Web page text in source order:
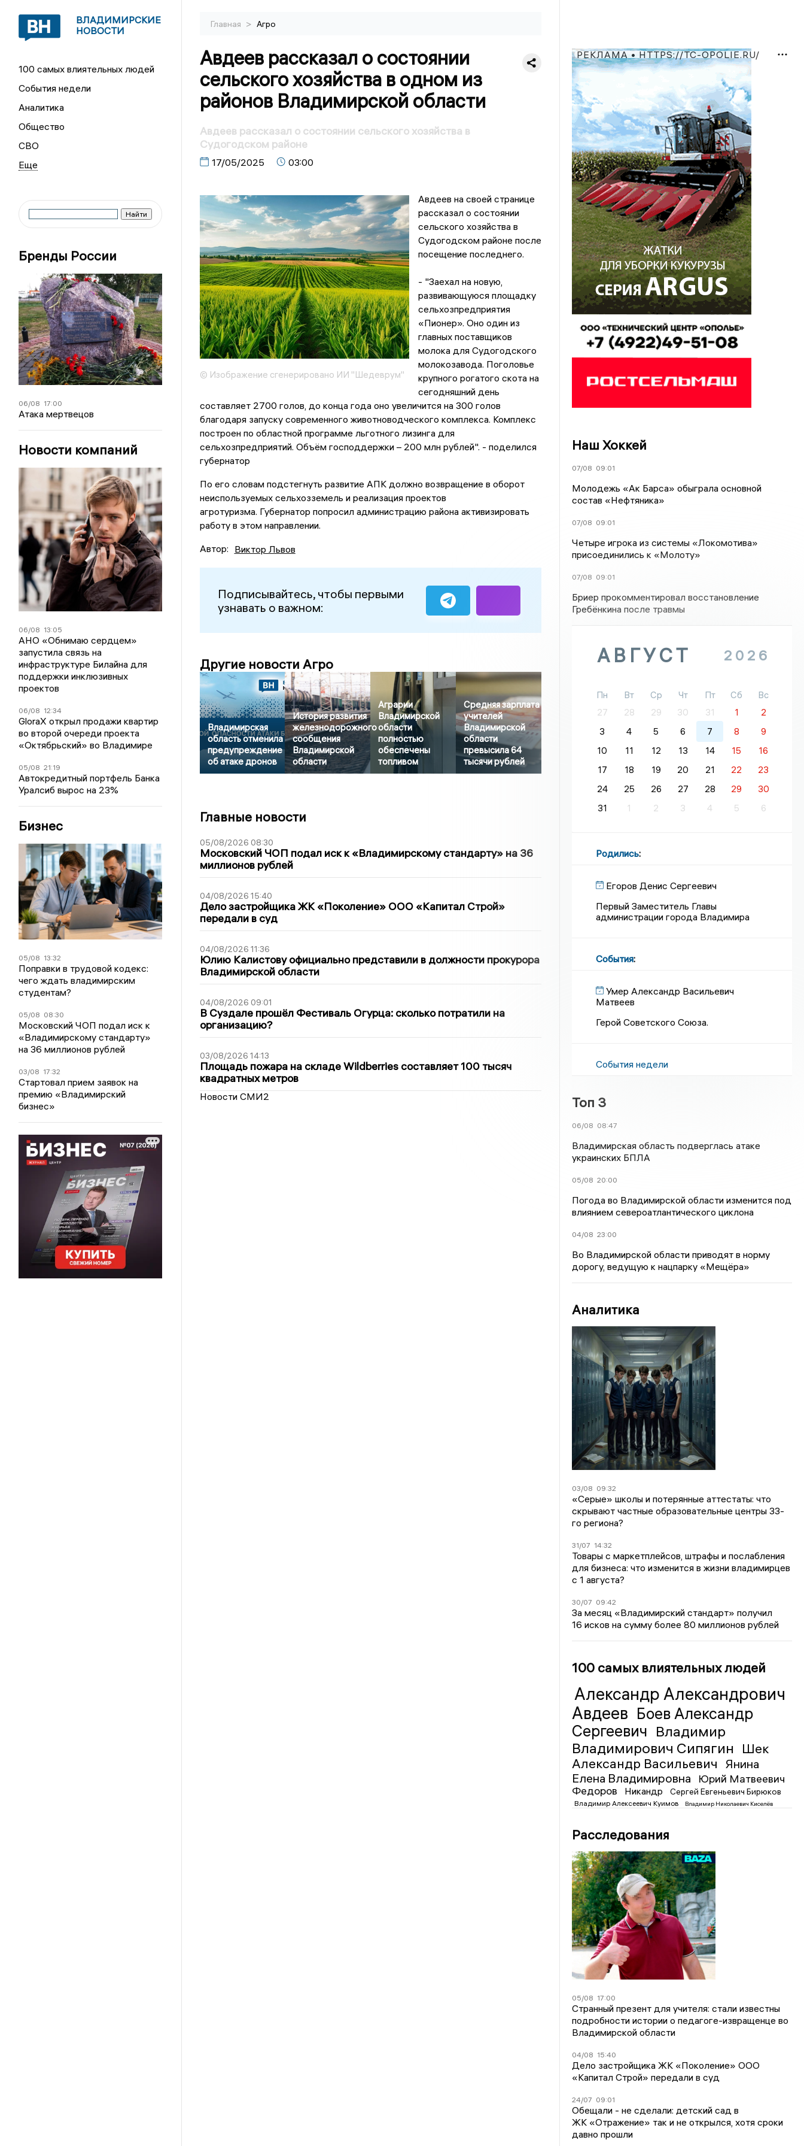
ВЛАДИМИРСКИЕ
НОВОСТИ
100 самых влиятельных людей
События недели
Аналитика
Общество
СВО
Бренды России
06/08 17:00
Атака мертвецов
Новости компаний
06/08 13:05
АНО «Обнимаю сердцем»
запустила связь на
инфраструктуре Билайна для
поддержки инклюзивных
проектов
06/08 12:34
GloraX открыл продажи квартир
во второй очереди проекта
«Октябрьский» во Владимире
05/08 21:19
Автокредитный портфель Банка
Уралсиб вырос на 23%
Бизнес
05/08 13:32
Поправки в трудовой кодекс:
чего ждать владимирским
студентам?
05/08 08:30
Московский ЧОП подал иск к
«Владимирскому стандарту»
на 36 миллионов рублей
03/08 17:32
Стартовал прием заявок на
премию «Владимирский
бизнес»
Главная > Агро
Авдеев рассказал о состоянии
сельского хозяйства в одном из
районов Владимирской области
Авдеев рассказал о состоянии сельского хозяйства в
Судогодском районе
17/05/2025 03:00
© Изображение сгенерировано ИИ "Шедеврум"
Авдеев на своей странице
рассказал о состоянии
сельского хозяйства в
Судогодском районе после
посещение последнего.
- "Заехал на новую,
развивающуюся площадку
сельхозпредприятия
«Пионер». Оно один из
главных поставщиков
молока для Судогодского
молокозавода. Поголовье
крупного рогатого скота на
сегодняшний день
составляет 2700 голов, до конца года оно увеличится на 300 голов
благодаря запуску современного животноводческого комплекса. Комплекс
построен по областной программе льготного лизинга для
сельхозпредприятий. Объём господдержки – 200 млн рублей". - поделился
губернатор
По его словам подстегнуть развитие АПК должно возвращение в оборот
неиспользуемых сельхозземель и реализация проектов
агротуризма. Губернатор попросил администрацию района активизировать
работу в этом направлении.
Автор: Виктор Львов
Подписывайтесь, чтобы первыми
узнавать о важном:
Другие новости Агро
Владимирская
область отменила
предупреждение
об атаке дронов
История развития
железнодорожного
сообщения
Владимирской
области
Аграрии
Владимирской
области
полностью
обеспечены
топливом
Средняя зарплата
учителей
Владимирской
области
превысила 64
тысячи рублей
Главные новости
05/08/2026 08:30
Московский ЧОП подал иск к «Владимирскому стандарту» на 36
миллионов рублей
04/08/2026 15:40
Дело застройщика ЖК «Поколение» ООО «Капитал Строй»
передали в суд
04/08/2026 11:36
Юлию Калистову официально представили в должности прокурора
Владимирской области
04/08/2026 09:01
В Суздале прошёл Фестиваль Огурца: сколько потратили на
организацию?
03/08/2026 14:13
Площадь пожара на складе Wildberries составляет 100 тысяч
квадратных метров
Новости СМИ2
РЕКЛАМА • HTTPS://TC-OPOLIE.RU/
Наш Хоккей
07/08 09:01
Молодежь «Ак Барса» обыграла основной
состав «Нефтяника»
07/08 09:01
Четыре игрока из системы «Локомотива»
присоединились к «Молоту»
07/08 09:01
Бриер прокомментировал восстановление
Гребёнкина после травмы
АВГУСТ 2026
Пн Вт Ср Чт Пт Сб
Вс
27
28 29 30 31 1
2
3
4 5 6 7 8
9
10
11 12 13 14 15
16
17
18 19 20 21 22
23
24
25 26 27 28 29
30
31
1 2 3 4 5 6
Родились:
Егоров Денис Сергеевич
Первый Заместитель Главы
администрации города Владимира
События:
Умер Александр Васильевич
Матвеев
Герой Советского Союза.
События недели
Топ 3
06/08 08:47
Владимирская область подверглась атаке
украинских БПЛА
05/08 20:00
Погода во Владимирской области изменится под
влиянием североатлантического циклона
04/08 23:00
Во Владимирской области приводят в норму
дорогу, ведущую к нацпарку «Мещёра»
Аналитика
03/08 09:32
«Серые» школы и потерянные аттестаты: что
скрывают частные образовательные центры 33-
го региона?
31/07 14:32
Товары с маркетплейсов, штрафы и послабления
для бизнеса: что изменится в жизни владимирцев
с 1 августа?
30/07 09:42
За месяц «Владимирский стандарт» получил
16 исков на сумму более 80 миллионов рублей
100 самых влиятельных людей
Александр Александрович
Авдеев Боев Александр
Сергеевич Владимир
Владимирович Сипягин Шек
Александр Васильевич
Янина
Елена Владимировна
Юрий Матвеевич
Федоров
Никандр Сергей Евгеньевич Бирюков
Владимир Алексеевич Куимов Владимир Николаевич Киселёв
Расследования
05/08 17:00
Странный презент для учителя: стали известны
подробности истории о педагоге-извращенце во
Владимирской области
04/08 15:40
Дело застройщика ЖК «Поколение» ООО
«Капитал Строй» передали в суд
24/07 09:01
Обещали - не сделали: детский сад в
ЖК «Отражение» так и не открылся, хотя сроки
давно прошли